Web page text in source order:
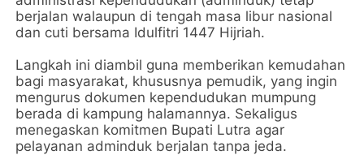
berjalan walaupun di tengah masa libur nasional
dan cuti bersama Idulfitri 1447 Hijriah.
Langkah ini diambil guna memberikan kemudahan
bagi masyarakat, khususnya pemudik, yang ingin
mengurus dokumen kependudukan mumpung
berada di kampung halamannya. Sekaligus
menegaskan komitmen Bupati Lutra agar
pelayanan adminduk berjalan tanpa jeda.